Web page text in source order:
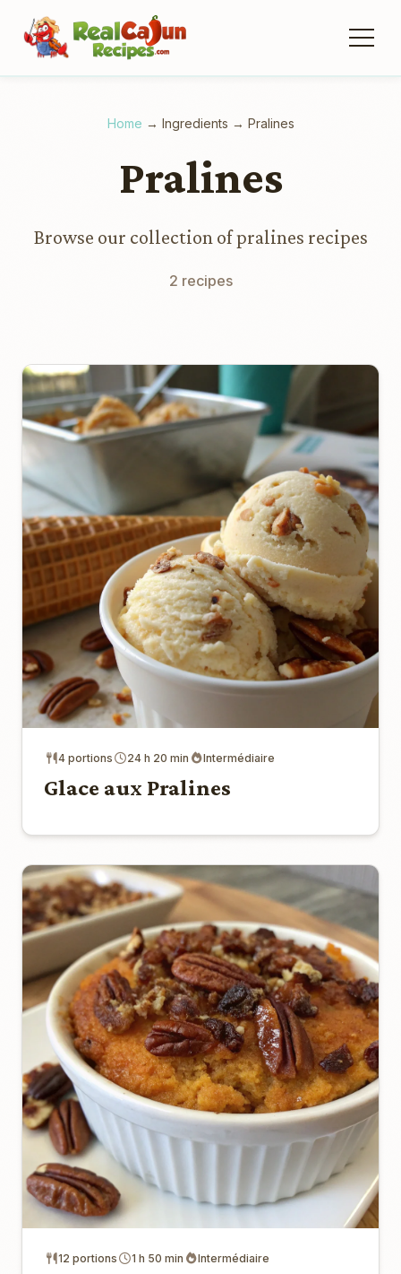
Home → Ingredients → Pralines
Pralines
Browse our collection of pralines recipes
2 recipes
4 portions 24 h 20 min Intermédiaire
Glace aux Pralines
12 portions 1 h 50 min Intermédiaire